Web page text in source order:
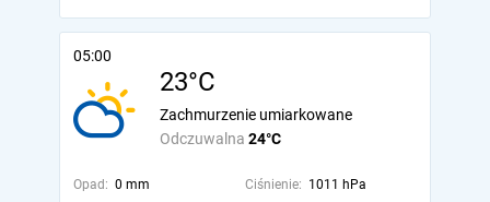
05:00
23°C
Odczuwalna 24°C
Zachmurzenie umiarkowane
Opad: 0 mm Ciśnienie: 1011 hPa